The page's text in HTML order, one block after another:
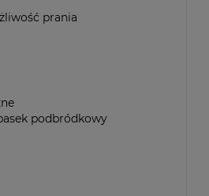
prania
podbródkowy